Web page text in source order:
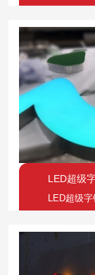
LED超级